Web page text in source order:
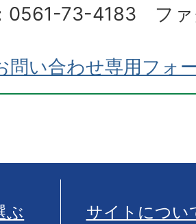
0561-73-4183 フ
問い合わせ専用フォ
ぶ サイトについ